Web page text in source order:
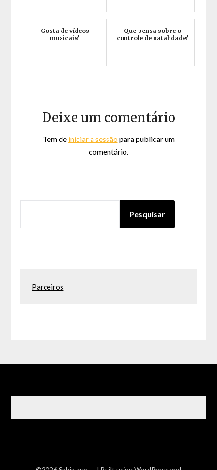
Gosta de vídeos
musicais?
Que pensa sobre o
controle de natalidade?
Deixe um comentário
Tem de iniciar a sessão para publicar um
comentário.
Pesquisar
Parceiros